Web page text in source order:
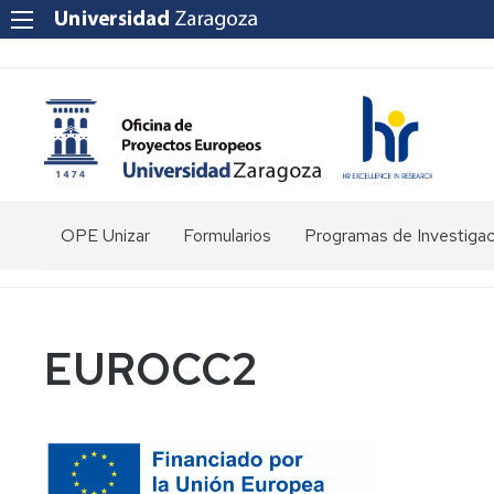
OPE Unizar
Personal
Herramientas
Formularios Programas de
EUROCC2